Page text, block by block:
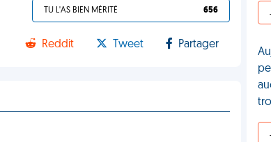
TU L'AS BIEN MÉRITÉ 656
Reddit Tweet Partager